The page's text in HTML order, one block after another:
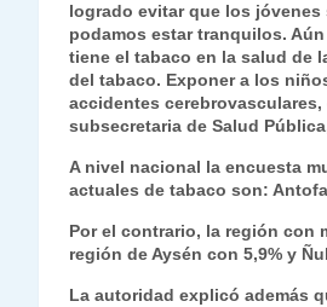
logrado evitar que los
podamos estar tranquilos.
tiene el tabaco en la salud de
del tabaco. Exponer a los
accidentes
subsecretaria de Salud
A nivel nacional la encuesta
actuales de tabaco son:
Por el contrario, la región con
región de Aysén con 5,9% y
La autoridad explicó además